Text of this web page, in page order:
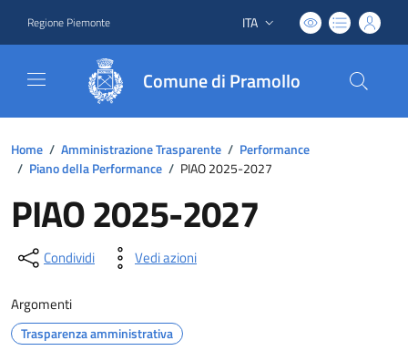
Regione Piemonte Lingua attiva:
ITA
Comune di Pramollo
Home / Amministrazione Trasparente / Performance
/ Piano della Performance / PIAO 2025-2027
PIAO 2025-2027
Condividi Vedi azioni
Argomenti
Trasparenza amministrativa